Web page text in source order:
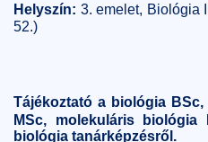
Helyszín: 3. emelet, Biológia
52.)
Tájékoztató a biológia
MSc, molekuláris
biológia tanárképzésről .